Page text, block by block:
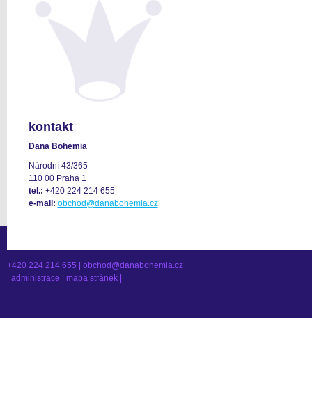
kontakt
Dana Bohemia
Národní 43/365
110 00 Praha 1
tel.: +420 224 214 655
e-mail: obchod@danabohemia.cz
+420 224 214 655 | obchod@danabohemia.cz
administrace mapa stránek|